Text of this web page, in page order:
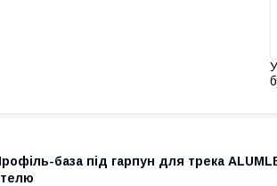
база під гарпун для трека